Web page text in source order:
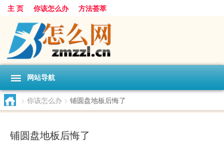
主 页 你该怎么办 方法荟萃
网站导航
> 你该怎么办 > 铺圆盘地板后悔了
铺圆盘地板后悔了